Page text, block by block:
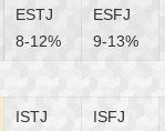
ESTJ
8-12%
ESFJ
9-13%
ISTJ
ISFJ